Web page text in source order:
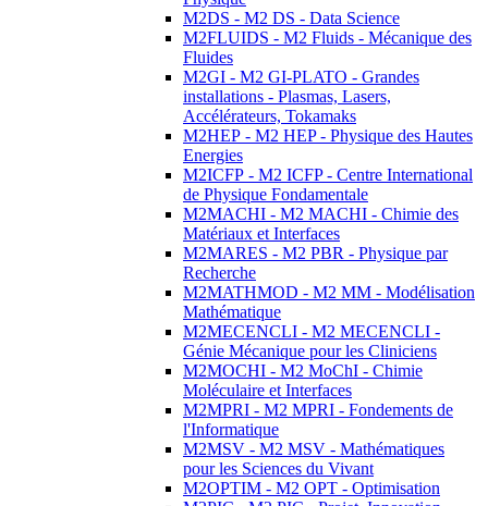
M2DS - M2 DS - Data Science
M2FLUIDS - M2 Fluids - Mécanique des
Fluides
M2GI - M2 GI-PLATO - Grandes
installations - Plasmas, Lasers,
Accélérateurs, Tokamaks
M2HEP - M2 HEP - Physique des Hautes
Energies
M2ICFP - M2 ICFP - Centre International
de Physique Fondamentale
M2MACHI - M2 MACHI - Chimie des
Matériaux et Interfaces
M2MARES - M2 PBR - Physique par
Recherche
M2MATHMOD - M2 MM - Modélisation
Mathématique
M2MECENCLI - M2 MECENCLI -
Génie Mécanique pour les Cliniciens
M2MOCHI - M2 MoChI - Chimie
Moléculaire et Interfaces
M2MPRI - M2 MPRI - Fondements de
l'Informatique
M2MSV - M2 MSV - Mathématiques
pour les Sciences du Vivant
M2OPTIM - M2 OPT - Optimisation